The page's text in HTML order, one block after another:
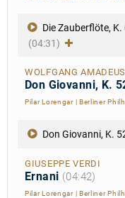
Die Zauberflöte, K.
(04:31)
WOLFGANG
Don Giovanni, K.
Pilar Lorengar| Berliner
Don Giovanni, K.
GIUSEPPE VERDI
Ernani (04:42)
Pilar Lorengar| Berliner